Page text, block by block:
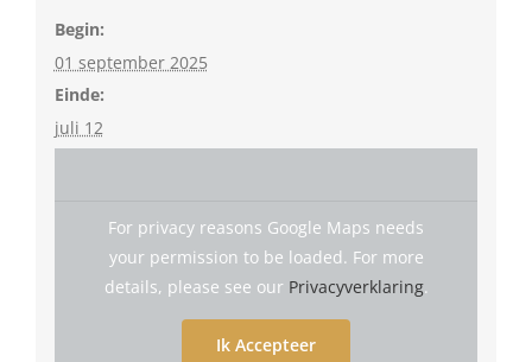
Begin:
01 september 2025
Einde:
juli 12
For privacy reasons Google Maps needs
your permission to be loaded. For more
details, please see our Privacyverklaring.
Ik Accepteer